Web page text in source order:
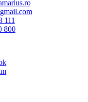
111
800